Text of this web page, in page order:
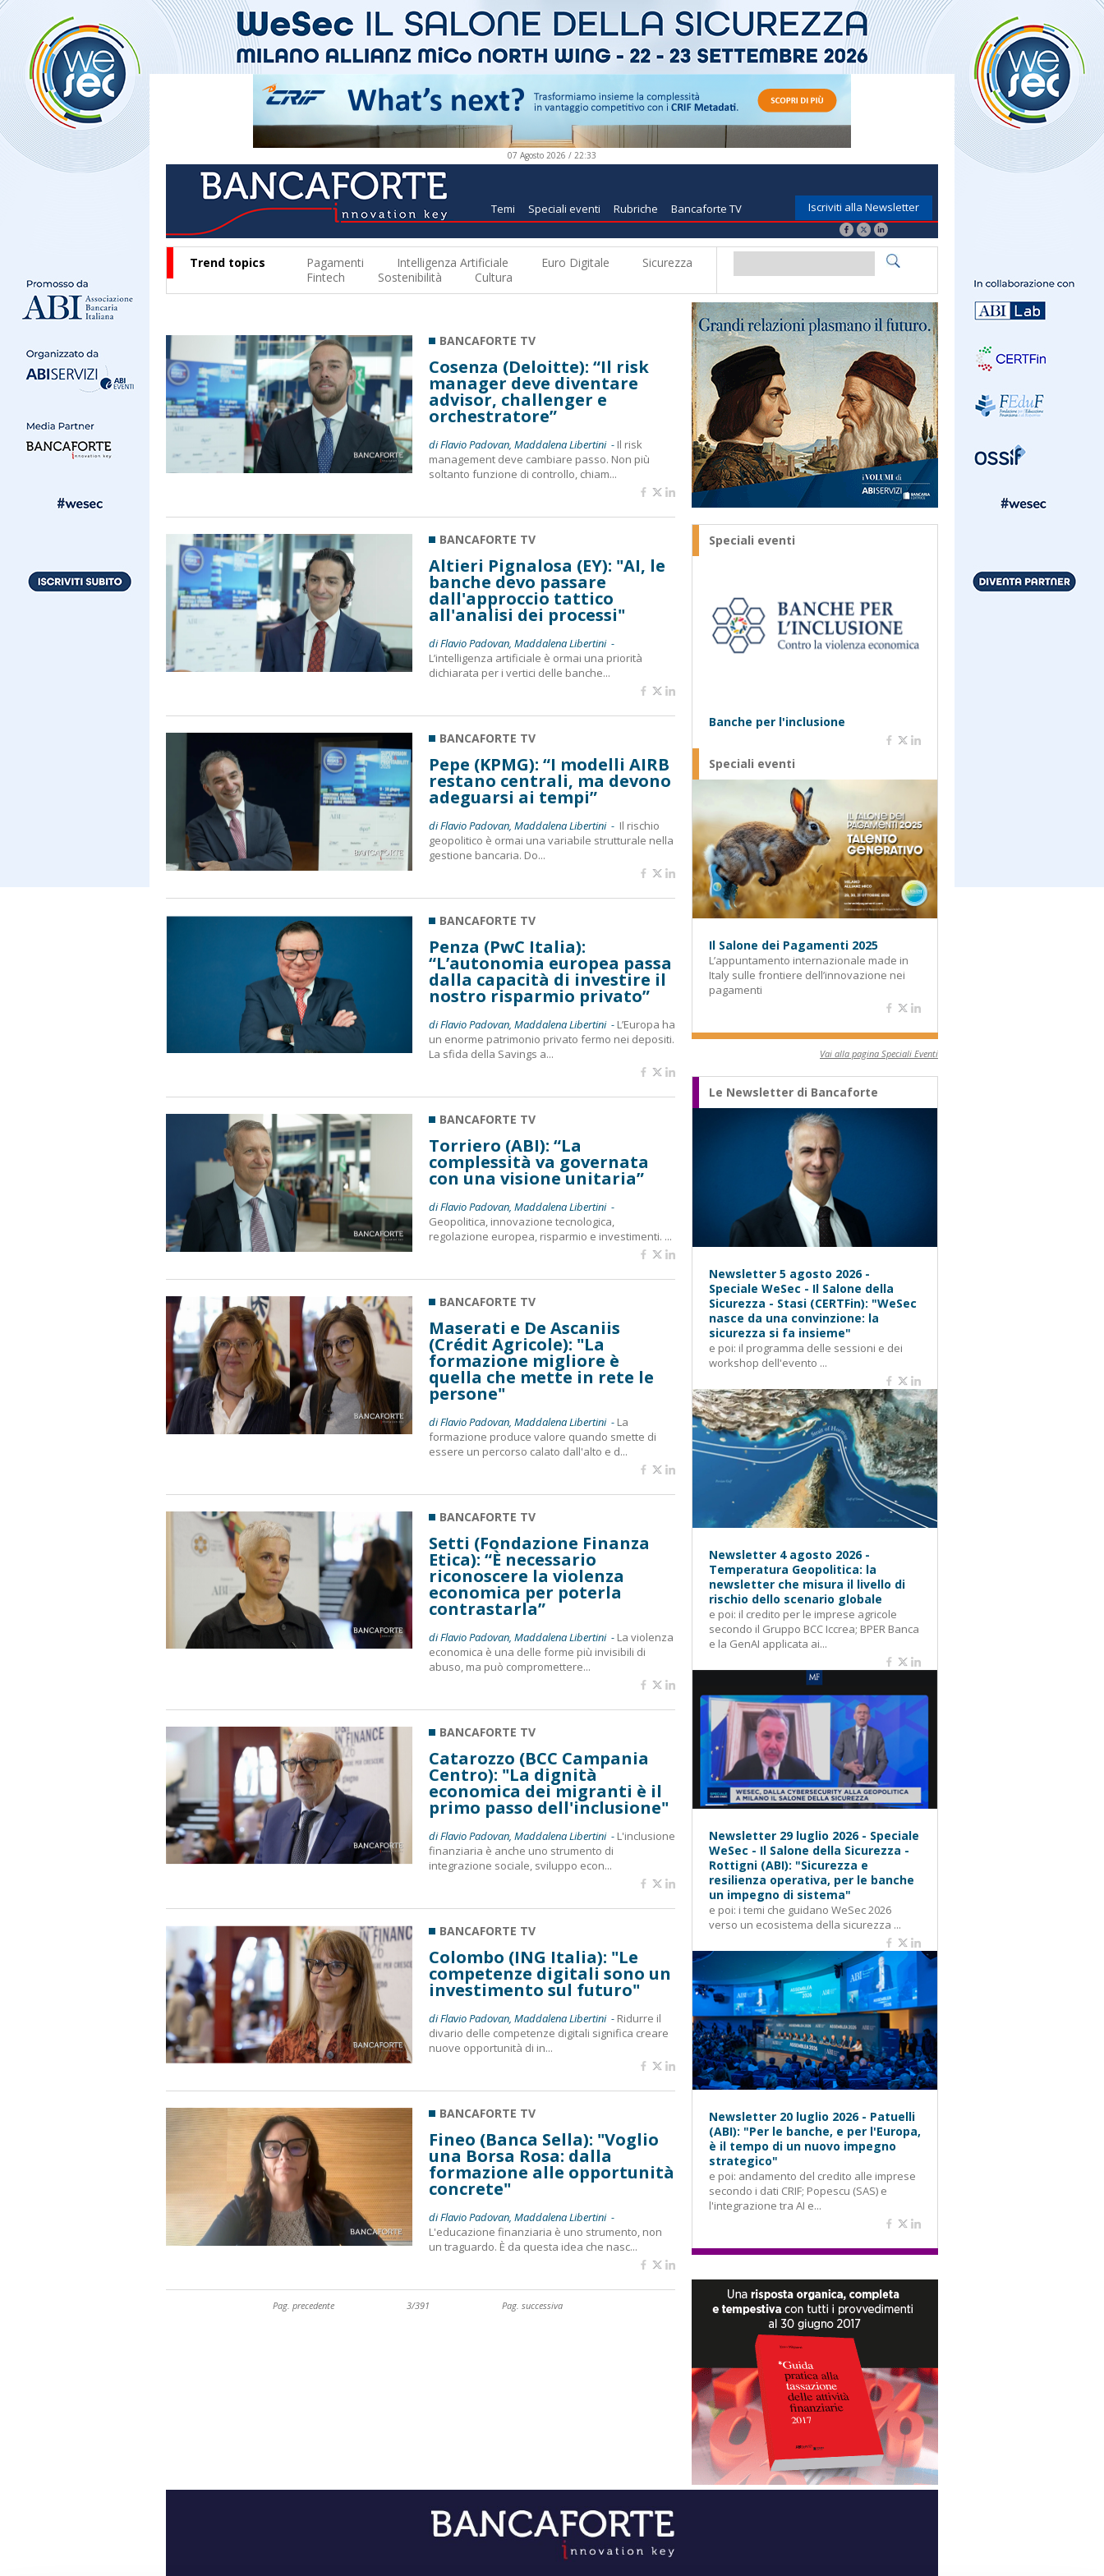
07 Agosto 2026 / 22:33
Temi Speciali eventi Rubriche Bancaforte TV Iscriviti alla Newsletter
Trend topics Pagamenti Intelligenza Artificiale Euro Digitale
Sicurezza
Fintech
Sostenibilità Cultura
BANCAFORTE TV
Cosenza (Deloitte): “Il risk
manager deve diventare
advisor, challenger e
orchestratore”
di Flavio Padovan, Maddalena Libertini - Il risk
management deve cambiare passo. Non più
soltanto funzione di controllo, chiam...
BANCAFORTE TV
Altieri Pignalosa (EY): "AI, le
banche devo passare
dall'approccio tattico
all'analisi dei processi"
di Flavio Padovan, Maddalena Libertini -
L’intelligenza artificiale è ormai una priorità
dichiarata per i vertici delle banche...
BANCAFORTE TV
Pepe (KPMG): “I modelli AIRB
restano centrali, ma devono
adeguarsi ai tempi”
di Flavio Padovan, Maddalena Libertini - Il rischio
geopolitico è ormai una variabile strutturale nella
gestione bancaria. Do...
BANCAFORTE TV
Penza (PwC Italia):
“L’autonomia europea passa
dalla capacità di investire il
nostro risparmio privato”
di Flavio Padovan, Maddalena Libertini - L’Europa ha
un enorme patrimonio privato fermo nei depositi.
La sfida della Savings a...
BANCAFORTE TV
Torriero (ABI): “La
complessità va governata
con una visione unitaria”
di Flavio Padovan, Maddalena Libertini -
Geopolitica, innovazione tecnologica,
regolazione europea, risparmio e investimenti. ...
BANCAFORTE TV
Maserati e De Ascaniis
(Crédit Agricole): "La
formazione migliore è
quella che mette in rete le
persone"
di Flavio Padovan, Maddalena Libertini - La
formazione produce valore quando smette di
essere un percorso calato dall'alto e d...
BANCAFORTE TV
Setti (Fondazione Finanza
Etica): “È necessario
riconoscere la violenza
economica per poterla
contrastarla”
di Flavio Padovan, Maddalena Libertini - La violenza
economica è una delle forme più invisibili di
abuso, ma può compromettere...
BANCAFORTE TV
Catarozzo (BCC Campania
Centro): "La dignità
economica dei migranti è il
primo passo dell'inclusione"
di Flavio Padovan, Maddalena Libertini - L'inclusione
finanziaria è anche uno strumento di
integrazione sociale, sviluppo econ...
BANCAFORTE TV
Colombo (ING Italia): "Le
competenze digitali sono un
investimento sul futuro"
di Flavio Padovan, Maddalena Libertini - Ridurre il
divario delle competenze digitali significa creare
nuove opportunità di in...
BANCAFORTE TV
Fineo (Banca Sella): "Voglio
una Borsa Rosa: dalla
formazione alle opportunità
concrete"
di Flavio Padovan, Maddalena Libertini -
L'educazione finanziaria è uno strumento, non
un traguardo. È da questa idea che nasc...
Pag. precedente 3/391 Pag. successiva
Speciali eventi
Banche per l'inclusione
Speciali eventi
Il Salone dei Pagamenti 2025
L’appuntamento internazionale made in
Italy sulle frontiere dell’innovazione nei
pagamenti
Vai alla pagina Speciali Eventi
Le Newsletter di Bancaforte
Newsletter 5 agosto 2026 -
Speciale WeSec - Il Salone della
Sicurezza - Stasi (CERTFin): "WeSec
nasce da una convinzione: la
sicurezza si fa insieme"
e poi: il programma delle sessioni e dei
workshop dell'evento ...
Newsletter 4 agosto 2026 -
Temperatura Geopolitica: la
newsletter che misura il livello di
rischio dello scenario globale
e poi: il credito per le imprese agricole
secondo il Gruppo BCC Iccrea; BPER Banca
e la GenAI applicata ai...
Newsletter 29 luglio 2026 - Speciale
WeSec - Il Salone della Sicurezza -
Rottigni (ABI): "Sicurezza e
resilienza operativa, per le banche
un impegno di sistema"
e poi: i temi che guidano WeSec 2026
verso un ecosistema della sicurezza ...
Newsletter 20 luglio 2026 - Patuelli
(ABI): "Per le banche, e per l'Europa,
è il tempo di un nuovo impegno
strategico"
e poi: andamento del credito alle imprese
secondo i dati CRIF; Popescu (SAS) e
l'integrazione tra AI e...